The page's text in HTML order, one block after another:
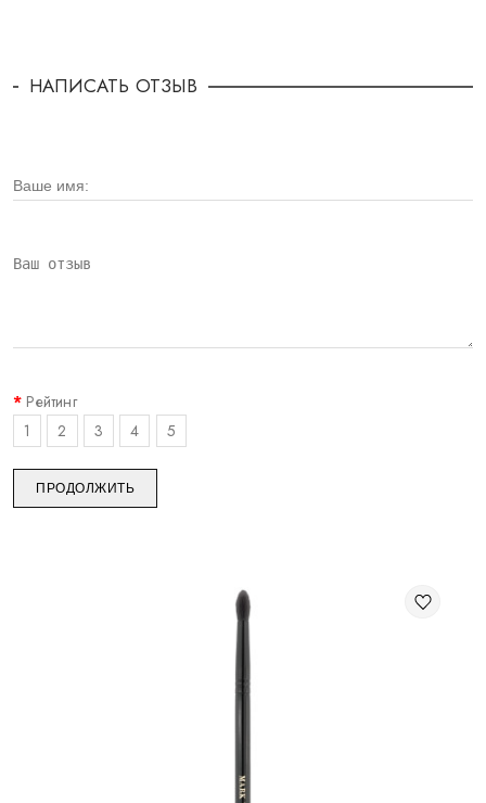
НАПИСАТЬ ОТЗЫВ
Рейтинг
1
2 3 4 5
ПРОДОЛЖИТЬ